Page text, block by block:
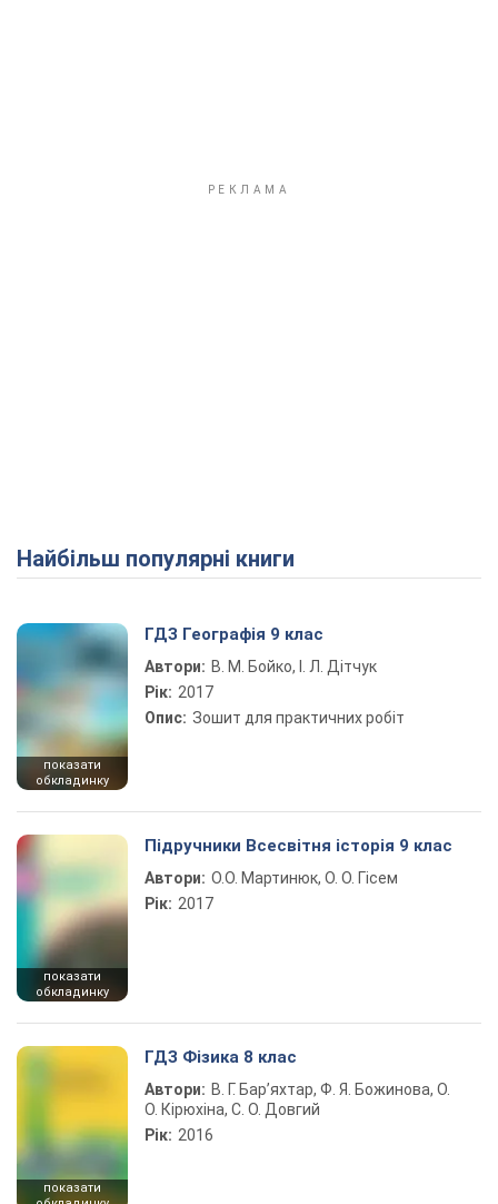
Найбільш популярні книги
показати
обкладинку
ГДЗ Географія 9 клас
Автори: В. М. Бойко, І. Л. Дітчук
Рік: 2017
Опис: Зошит для практичних робіт
показати
обкладинку
Підручники Всесвітня історія 9 клас
Автори: О.О. Мартинюк, О. О. Гісем
Рік: 2017
показати
ГДЗ Фізика 8 клас
Автори: В. Г. Бар’яхтар, Ф. Я. Божинова, О.
О. Кірюхіна, С. О. Довгий
Рік: 2016